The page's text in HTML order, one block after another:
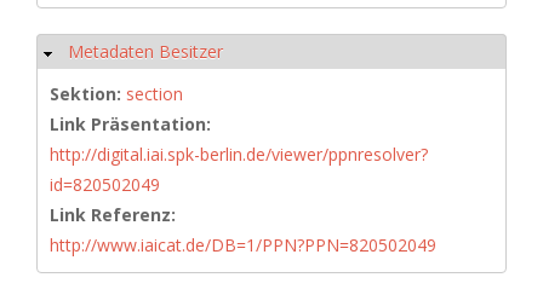
Hide
Metadaten Besitzer
Sektion: section
Link Präsentation:
http://digital.iai.spk-berlin.de/viewer/ppnresolver?
id=820502049
Link Referenz:
http://www.iaicat.de/DB=1/PPN?PPN=820502049